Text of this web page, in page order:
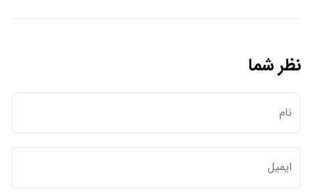
نظر شما